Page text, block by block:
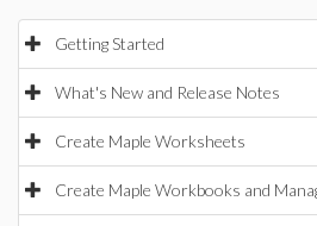
Getting Started
What's New and Release Notes
Create Maple Worksheets
Create Maple Workbooks and